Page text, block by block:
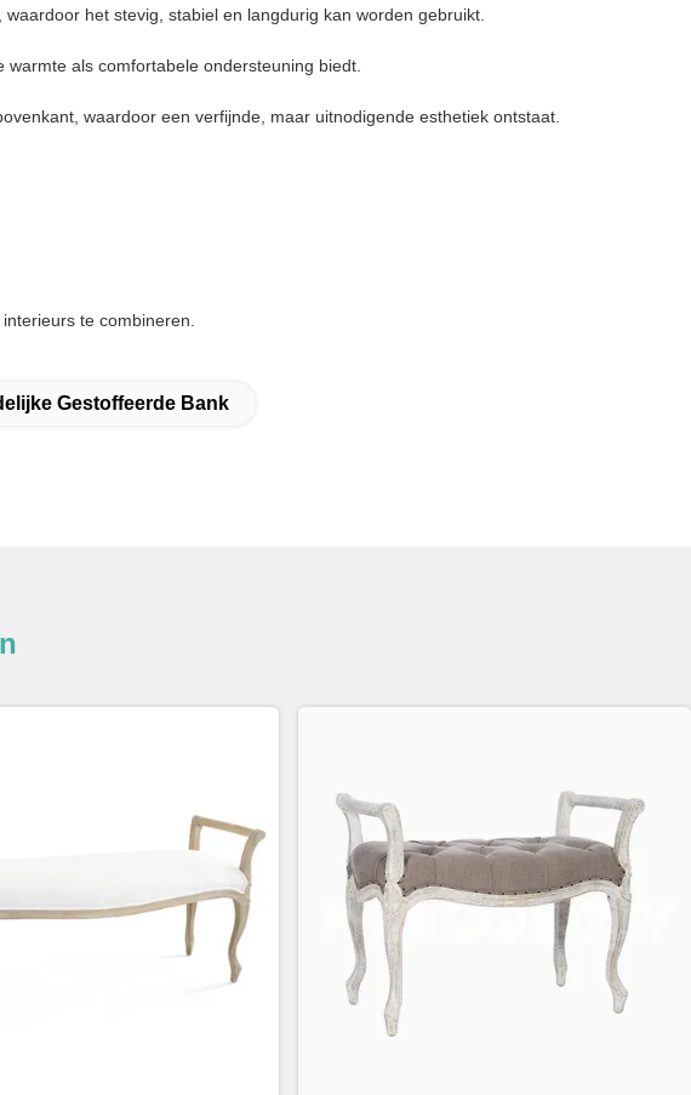
het stevig, stabiel en langdurig kan worden gebruikt.
als comfortabele ondersteuning biedt.
waardoor een verfijnde, maar uitnodigende esthetiek ontstaat.
te combineren.
Gestoffeerde Bank